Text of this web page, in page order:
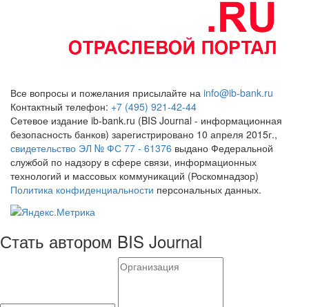
Все вопросы и пожелания присылайте на info@ib-bank.ru
Контактный телефон: +7 (495) 921-42-44
Сетевое издание ib-bank.ru (BIS Journal - информационная
безопасность банков) зарегистрировано 10 апреля 2015г.,
свидетельство ЭЛ № ФС 77 - 61376 выдано Федеральной
службой по надзору в сфере связи, информационных
технологий и массовых коммуникаций (Роскомнадзор)
Политика конфиденциальности персональных данных.
Стать автором BIS Journal